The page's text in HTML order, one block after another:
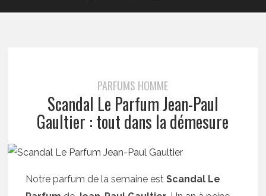
PARFUMS HOMME
Scandal Le Parfum Jean-Paul
Gaultier : tout dans la démesure
Notre parfum de la semaine estScandal Le